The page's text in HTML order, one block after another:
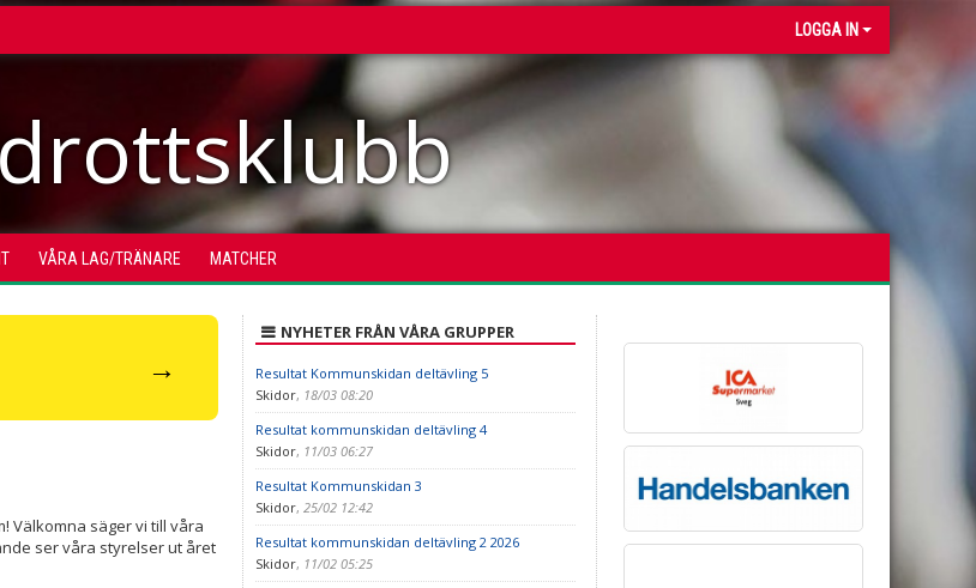
LOGGA IN
VÅRA LAG/TRÄNARE MATCHER
→
Välkomna säger vi till våra
ser våra styrelser ut året
NYHETER FRÅN VÅRA GRUPPER
Resultat Kommunskidan deltävling 5
Skidor, 18/03 08:20
Resultat kommunskidan deltävling 4
Skidor, 11/03 06:27
Resultat Kommunskidan 3
Skidor, 25/02 12:42
Resultat kommunskidan deltävling 2 2026
Skidor, 11/02 05:25